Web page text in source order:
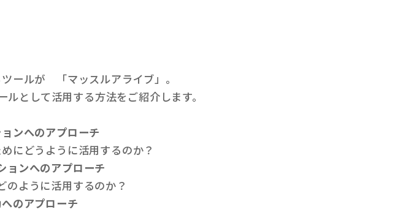
ールが 「マッスルアライブ」。
として活用する方法をご紹介します。
ンへのアプローチ
にどうように活用するのか？
ンへのアプローチ
のように活用するのか？
のアプローチ